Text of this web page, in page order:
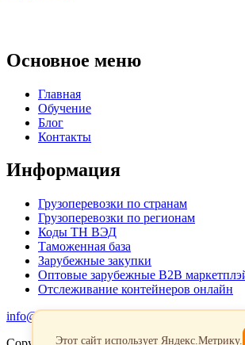
Основное меню
Главная
Обучение
Блог
Контакты
Информация
Грузоперевозки по странам
Грузоперевозки по регионам
Коды ТН ВЭД
Таможенная база
Зарубежные закупки
Оптовые зарубежные B2B
Отслеживание контейнеров онлайн
info@favorit-trans-import.ru
Этот сайт использует Яндекс.Метрику.